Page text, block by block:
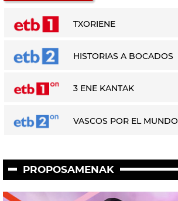
TXORIENE
HISTORIAS A BOCADOS
3 ENE KANTAK
VASCOS POR EL MUNDO
PROPOSAMENAK